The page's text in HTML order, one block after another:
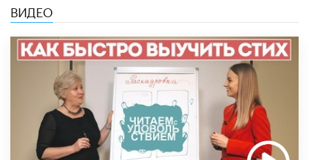
ВИДЕО